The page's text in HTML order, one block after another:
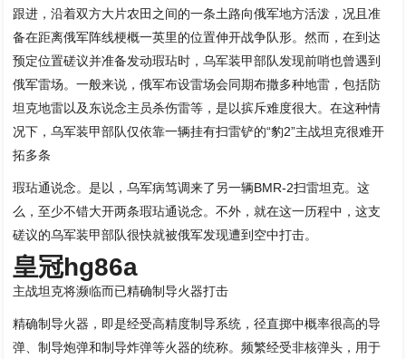
跟进，沿着双方大片农田之间的一条土路向俄军地方活泼，况且准
备在距离俄军阵线梗概一英里的位置伸开战争队形。然而，在到达
预定位置磋议并准备发动瑕玷时，乌军装甲部队发现前哨也曾遇到
俄军雷场。一般来说，俄军布设雷场会同期布撒多种地雷，包括防
坦克地雷以及东说念主员杀伤雷等，是以摈斥难度很大。在这种情
况下，乌军装甲部队仅依靠一辆挂有扫雷铲的“豹2”主战坦克很难开
拓多条
瑕玷通说念。是以，乌军病笃调来了另一辆BMR-2扫雷坦克。这
么，至少不错大开两条瑕玷通说念。不外，就在这一历程中，这支
磋议的乌军装甲部队很快就被俄军发现遭到空中打击。
皇冠hg86a
主战坦克将濒临而已精确制导火器打击
精确制导火器，即是经受高精度制导系统，径直掷中概率很高的导
弹、制导炮弹和制导炸弹等火器的统称。频繁经受非核弹头，用于